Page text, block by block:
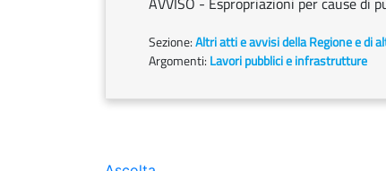
Sezione:Altri atti e avvisi della Regione e di
Argomenti: Lavori pubblici e infrastrutture